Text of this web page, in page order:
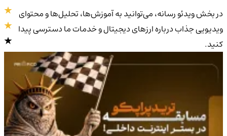
4.9/5
در بخش ویدئو رسانه، می‌توانید به آموزش‌ها، تحلیل‌ها و محتوای
ویدیویی جذاب درباره ارزهای دیجیتال و خدمات ما دسترسی پیدا
کنید.